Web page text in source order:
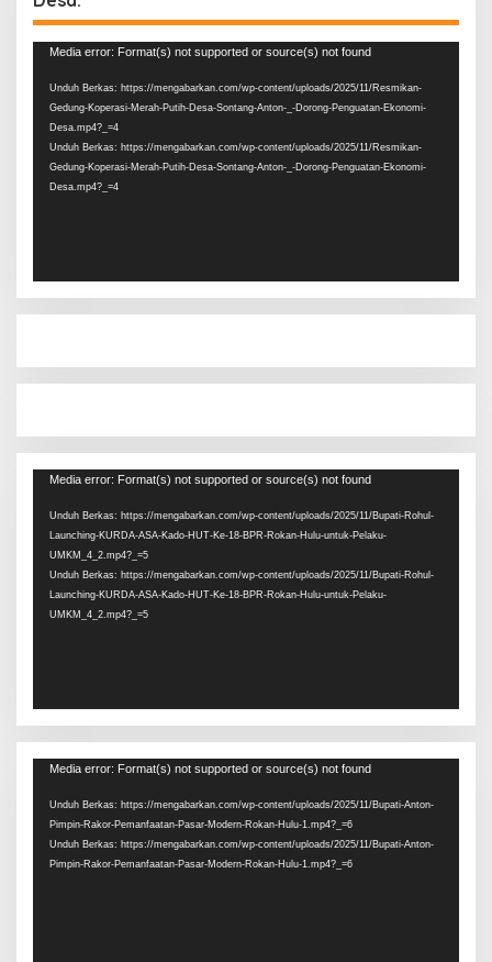
Pemutar
Media error: Format(s) not supported or source(s) not found
Unduh Berkas: https://mengabarkan.com/wp-content/uploads/2025/11/Resmikan-
Gedung-Koperasi-Merah-Putih-Desa-Sontang-Anton-_-Dorong-Penguatan-Ekonomi-
Desa.mp4?_=4
Unduh Berkas: https://mengabarkan.com/wp-content/uploads/2025/11/Resmikan-
Gedung-Koperasi-Merah-Putih-Desa-Sontang-Anton-_-Dorong-Penguatan-Ekonomi-
Desa.mp4?_=4
Pemutar
Media error: Format(s) not supported or source(s) not found
Unduh Berkas: https://mengabarkan.com/wp-content/uploads/2025/11/Bupati-Rohul-
Launching-KURDA-ASA-Kado-HUT-Ke-18-BPR-Rokan-Hulu-untuk-Pelaku-
UMKM_4_2.mp4?_=5
Unduh Berkas: https://mengabarkan.com/wp-content/uploads/2025/11/Bupati-Rohul-
Launching-KURDA-ASA-Kado-HUT-Ke-18-BPR-Rokan-Hulu-untuk-Pelaku-
UMKM_4_2.mp4?_=5
Pemutar
Media error: Format(s) not supported or source(s) not found
Unduh Berkas: https://mengabarkan.com/wp-content/uploads/2025/11/Bupati-Anton-
Pimpin-Rakor-Pemanfaatan-Pasar-Modern-Rokan-Hulu-1.mp4?_=6
Unduh Berkas: https://mengabarkan.com/wp-content/uploads/2025/11/Bupati-Anton-
Pimpin-Rakor-Pemanfaatan-Pasar-Modern-Rokan-Hulu-1.mp4?_=6